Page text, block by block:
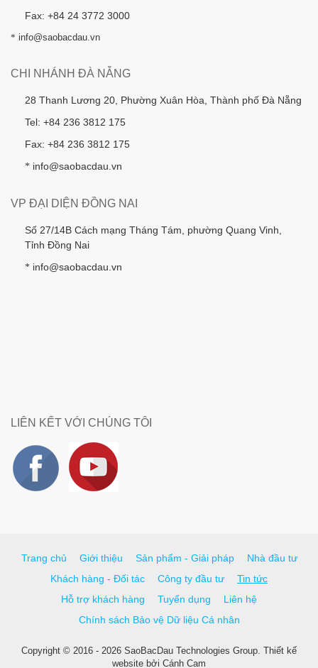
Fax: +84 24 3772 3000
* info@saobacdau.vn
CHI NHÁNH ĐÀ NẴNG
28 Thanh Lương 20, Phường Xuân Hòa, Thành phố Đà Nẵng
Tel: +84 236 3812 175
Fax: +84 236 3812 175
* info@saobacdau.vn
VP ĐẠI DIỆN ĐỒNG NAI
Số 27/14B Cách mạng Tháng Tám, phường Quang Vinh,
Tỉnh Đồng Nai
* info@saobacdau.vn
LIÊN KẾT VỚI CHÚNG TÔI
Trang chủ Giới thiệu Sản phẩm - Giải pháp
Nhà đầu tư
Khách hàng - Đối tác
Công ty đầu tư
Tin tức
Hỗ trợ khách hàng
Tuyển dụng
Liên hệ
Chính sách Bảo vệ Dữ liệu Cá nhân
Copyright © 2016 - 2026 SaoBacDau Technologies Group. Thiết kế
website bởi Cánh Cam